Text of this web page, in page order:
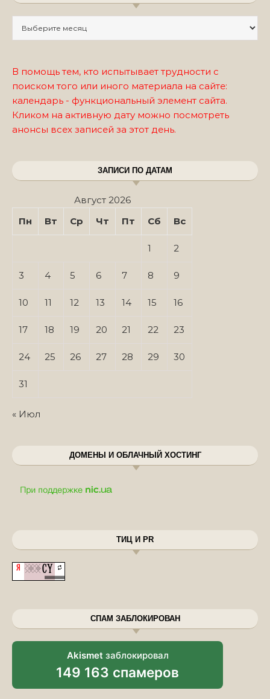
В помощь тем, кто испытывает трудности с
поиском того или иного материала на сайте:
календарь - функциональный элемент сайта.
Кликом на активную дату можно посмотреть
анонсы всех записей за этот день.
ЗАПИСИ ПО ДАТАМ
Август 2026
Пн
Вт Ср Чт Пт Сб Вс
1 2
3 4 5 6 7 8 9
10 11 12 13 14 15 16
17 18 19 20 21 22 23
24 25 26 27 28 29 30
31
« Июл
ДОМЕНЫ И ОБЛАЧНЫЙ ХОСТИНГ
ТИЦ И PR
СПАМ ЗАБЛОКИРОВАН
Akismet заблокировал
149 163 спамеров